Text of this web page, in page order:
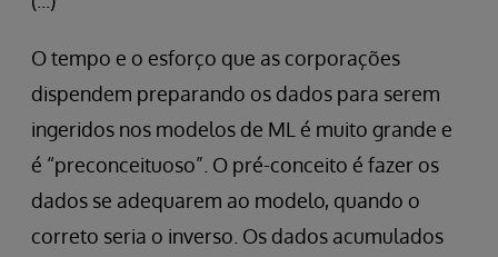
O tempo e o esforço que as corporações
dispendem preparando os dados para serem
ingeridos nos modelos de ML é muito grande e
é “preconceituoso”. O pré-conceito é fazer os
dados se adequarem ao modelo, quando o
correto seria o inverso. Os dados acumulados